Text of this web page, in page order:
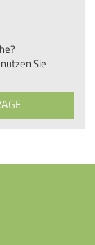
Sie